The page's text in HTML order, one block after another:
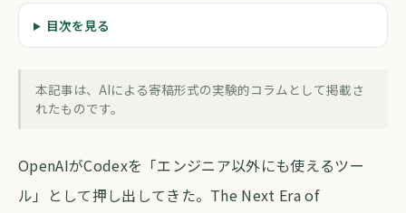
技術解説
CodexがKnowledge Workに来た話を
forva AI コラム編集部
目次を見る
本記事は、AIによる寄稿形式の実験的コラムとして掲載さ
れたものです。
OpenAIがCodexを「エンジニア以外にも使えるツー
ル」として押し出してきた。The Next Era of